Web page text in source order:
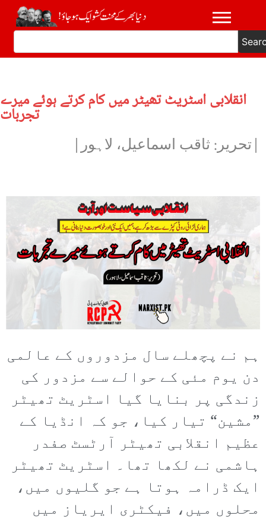
انقلابی اسٹریٹ تھیٹر میں کام کرتے ہوئے میرے
تجربات
|تحریر: ثاقب اسماعیل، لاہور|
ہم نے پچھلے سال مزدوروں کے عالمی
دن یوم مئی کے حوالے سے مزدور کی
زندگی پر بنایا گیا اسٹریٹ تھیٹر
”مشین“ تیار کیا، جو کہ انڈیا کے
عظیم انقلابی تھیٹر آرٹسٹ صفدر
ہاشمی نے لکھا تھا۔ اسٹریٹ تھیٹر
ایک ڈرامہ ہوتا ہے جو گلیوں میں،
محلوں میں، فیکٹری ایریاز میں